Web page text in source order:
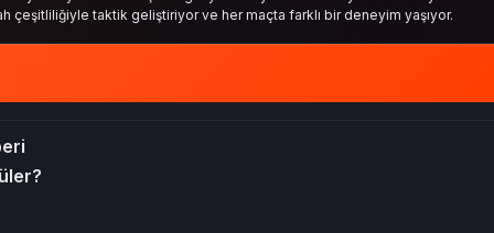
çeşitliliğiyle taktik geliştiriyor ve her maçta farklı bir deneyim yaşıyor.